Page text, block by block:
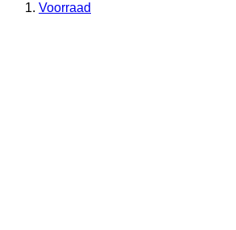
Voorraad